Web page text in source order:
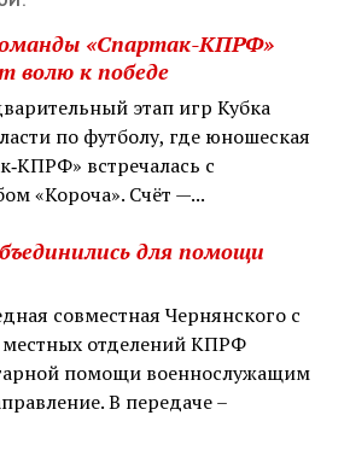
«Спартак-КПРФ»
волю к победе
этап игр Кубка
по футболу, где юношеская
встречалась с
«Короча». Счёт —...
для помощи
совместная Чернянского с
отделений КПРФ
помощи военнослужащим
В передаче –